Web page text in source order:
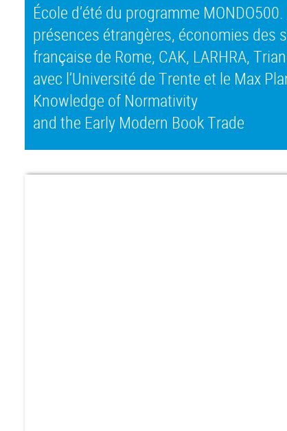
École d’été du programme
présences étrangères, économies des
française de Rome, CAK, LARHRA,
avec l’Université de Trente et le Max
Knowledge of Normativity
and the Early Modern Book Trade